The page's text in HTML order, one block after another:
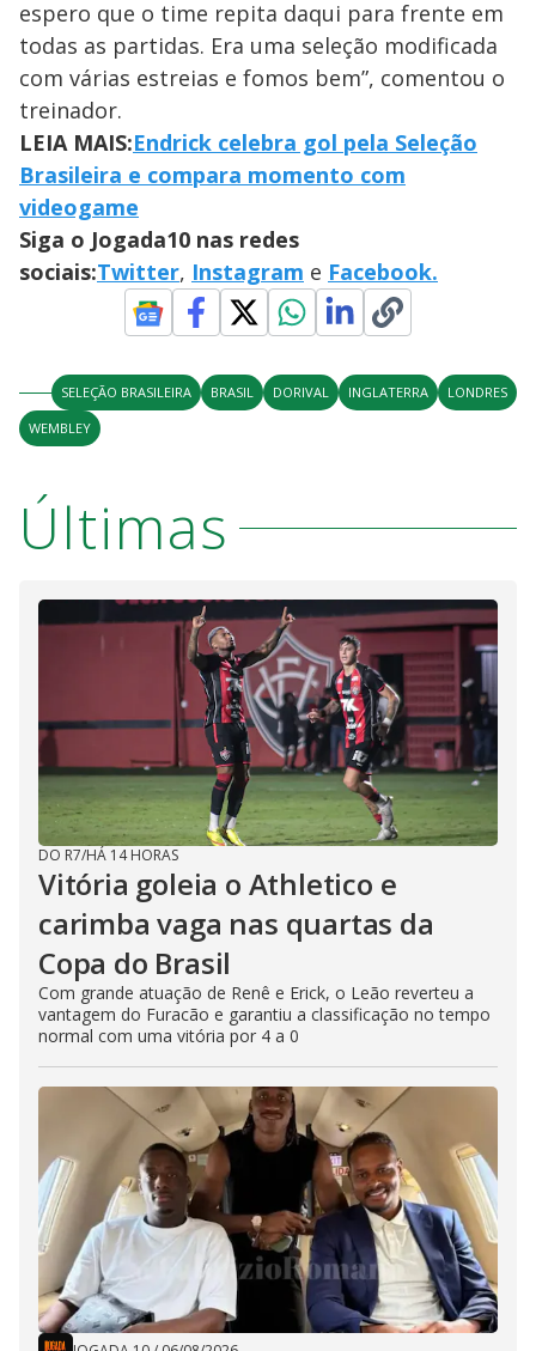
espero que o time repita daqui para frente em
todas as partidas. Era uma seleção modificada
com várias estreias e fomos bem”, comentou o
treinador.
LEIA MAIS:Endrick celebra gol pela Seleção
Brasileira e compara momento com
videogame
Siga o Jogada10 nas redes
sociais:Twitter, Instagram e Facebook.
SELEÇÃO BRASILEIRA BRASIL DORIVAL INGLATERRA
LONDRES
WEMBLEY
Últimas
DO R7/HÁ 14 HORAS
Vitória goleia o Athletico e
carimba vaga nas quartas da
Copa do Brasil
Com grande atuação de Renê e Erick, o Leão reverteu a
vantagem do Furacão e garantiu a classificação no tempo
normal com uma vitória por 4 a 0